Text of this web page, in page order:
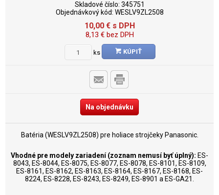
Skladové číslo: 345751
Objednávkový kód: WESLV9ZL2508
10,00 €s DPH
8,13 €bez DPH
ks KÚPIŤ
Na objednávku
Batéria (WESLV9ZL2508) pre holiace strojčeky Panasonic.
Vhodné pre modely zariadení (zoznam nemusí byť úplný): ES-
8043, ES-8044, ES-8075, ES-8077, ES-8078, ES-8101, ES-8109,
ES-8161, ES-8162, ES-8163, ES-8164, ES-8167, ES-8168, ES-
8224, ES-8228, ES-8243, ES-8249, ES-8901 a ES-GA21.